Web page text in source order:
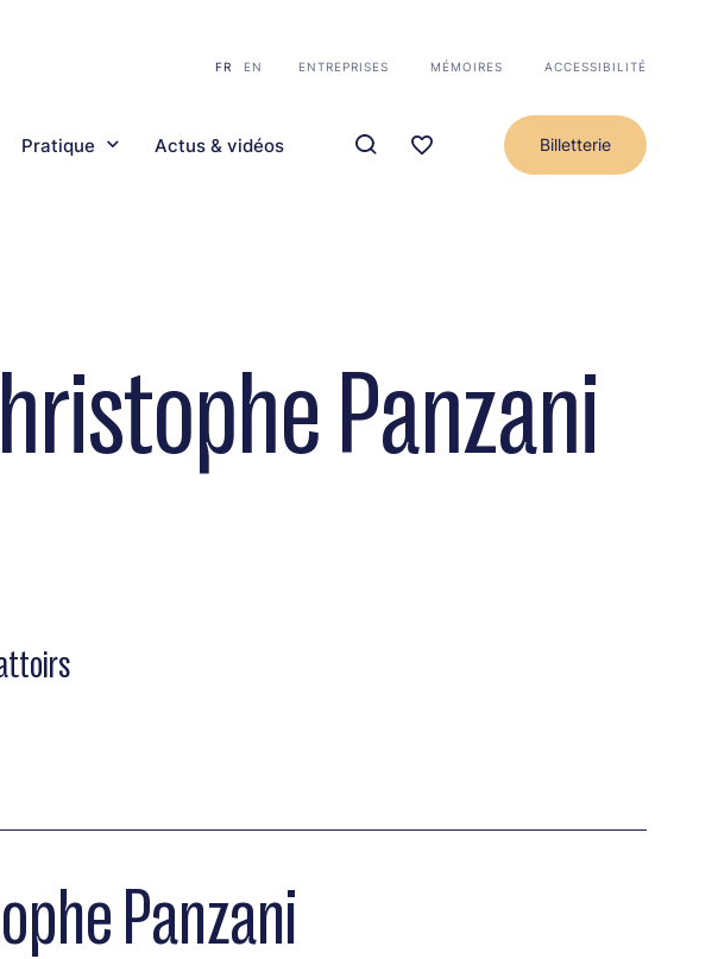
FR EN ENTREPRISES MÉMOIRES ACCESSIBILITÉ
Pratique Actus & vidéos Billetterie
Panzani
Panzani